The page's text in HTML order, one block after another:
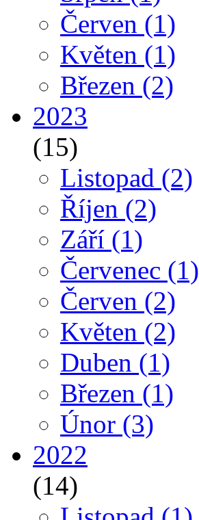
Červen (1)
Květen (1)
Březen (2)
2023
(15)
Listopad (2)
Říjen (2)
Září (1)
Červenec (1)
Červen (2)
Květen (2)
Duben (1)
Březen (1)
Únor (3)
2022
(14)